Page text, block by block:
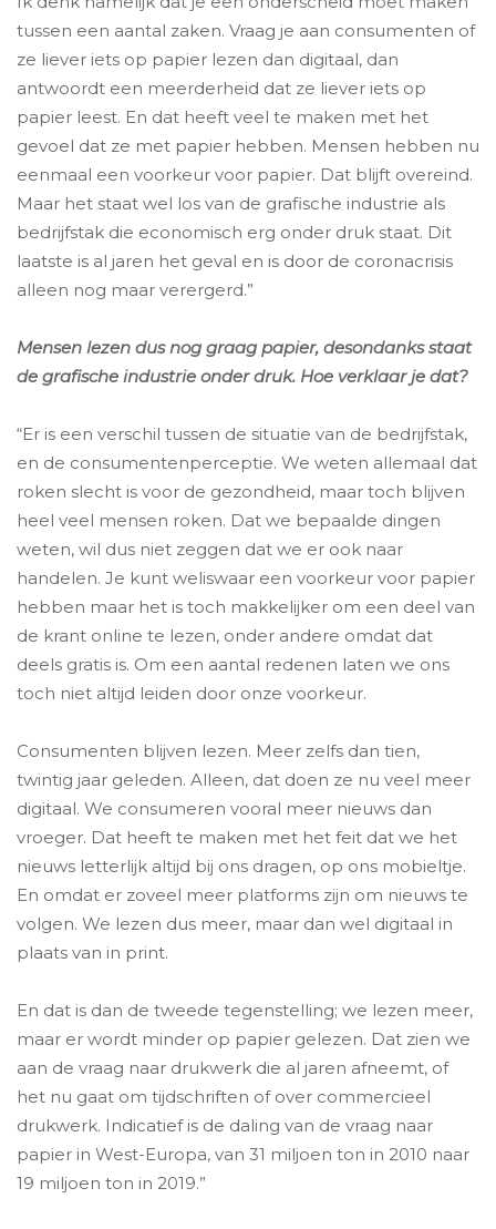
tussen een aantal zaken. Vraag je aan consumenten of
ze liever iets op papier lezen dan digitaal, dan
antwoordt een meerderheid dat ze liever iets op
papier leest. En dat heeft veel te maken met het
gevoel dat ze met papier hebben. Mensen hebben nu
eenmaal een voorkeur voor papier. Dat blijft overeind.
Maar het staat wel los van de grafische industrie als
bedrijfstak die economisch erg onder druk staat. Dit
laatste is al jaren het geval en is door de coronacrisis
alleen nog maar verergerd.”
Mensen lezen dus nog graag papier, desondanks staat
de grafische industrie onder druk. Hoe verklaar je dat?
“Er is een verschil tussen de situatie van de bedrijfstak,
en de consumentenperceptie. We weten allemaal dat
roken slecht is voor de gezondheid, maar toch blijven
heel veel mensen roken. Dat we bepaalde dingen
weten, wil dus niet zeggen dat we er ook naar
handelen. Je kunt weliswaar een voorkeur voor papier
hebben maar het is toch makkelijker om een deel van
de krant online te lezen, onder andere omdat dat
deels gratis is. Om een aantal redenen laten we ons
toch niet altijd leiden door onze voorkeur.
Consumenten blijven lezen. Meer zelfs dan tien,
twintig jaar geleden. Alleen, dat doen ze nu veel meer
digitaal. We consumeren vooral meer nieuws dan
vroeger. Dat heeft te maken met het feit dat we het
nieuws letterlijk altijd bij ons dragen, op ons mobieltje.
En omdat er zoveel meer platforms zijn om nieuws te
volgen. We lezen dus meer, maar dan wel digitaal in
plaats van in print.
En dat is dan de tweede tegenstelling; we lezen meer,
maar er wordt minder op papier gelezen. Dat zien we
aan de vraag naar drukwerk die al jaren afneemt, of
het nu gaat om tijdschriften of over commercieel
drukwerk. Indicatief is de daling van de vraag naar
papier in West-Europa, van 31 miljoen ton in 2010 naar
19 miljoen ton in 2019.”